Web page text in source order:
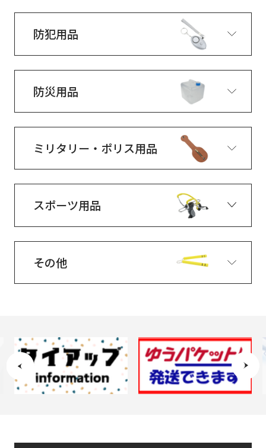
防犯用品
防災用品
ミリタリー・ポリス用品
スポーツ用品
その他